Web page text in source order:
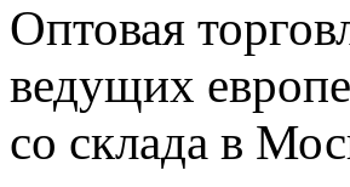
Оптовая
ведущих
со склада в